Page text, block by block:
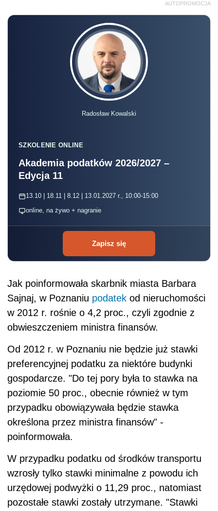
AUTOPROMOCJA
Radosław Kowalski
SZKOLENIE ONLINE
Akademia podatków 2026/2027 –
Edycja 11
13.10 | 18.11 | 8.12 | 13.01.2027 r., 10:00-15:00
online, na żywo + nagranie
Zapisz się
Jak poinformowała skarbnik miasta Barbara
Sajnaj, w Poznaniu podatek od nieruchomości
w 2012 r. rośnie o 4,2 proc., czyli zgodnie z
obwieszczeniem ministra finansów.
Od 2012 r. w Poznaniu nie będzie już stawki
preferencyjnej podatku za niektóre budynki
gospodarcze. "Do tej pory była to stawka na
poziomie 50 proc., obecnie również w tym
przypadku obowiązywała będzie stawka
określona przez ministra finansów" -
poinformowała.
W przypadku podatku od środków transportu
wzrosły tylko stawki minimalne z powodu ich
urzędowej podwyżki o 11,29 proc., natomiast
pozostałe stawki zostały utrzymane. "Stawki